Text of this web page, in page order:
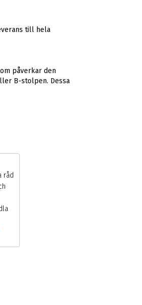
till hela
påverkar den
B-stolpen. Dessa
råd
och